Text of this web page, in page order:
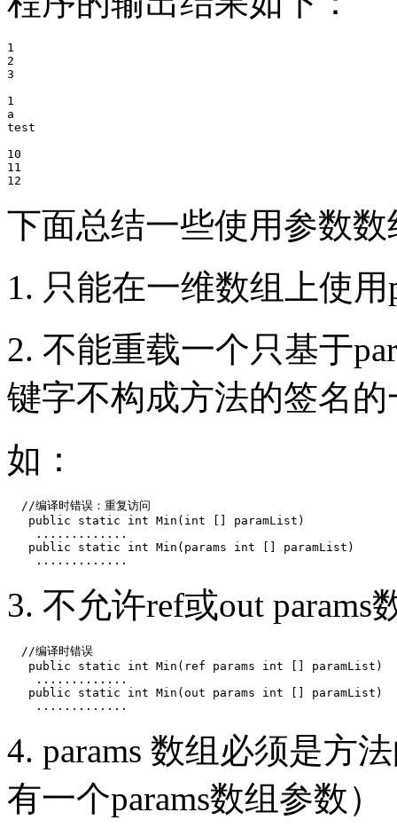
1
2
3
1
a
test
10
11
12
下面总结一些使用参数
1. 只能在一维数组上使用
2. 不能重载一个只基于
键字不构成方法的签名
如：
  //编译时错误：重复访问
   public static int Min(int [] paramList)
    .............
   public static int Min(params int [] paramList)
    .............
3. 不允许ref或out params
  //编译时错误
   public static int Min(ref params int [] paramList)
    .............
   public static int Min(out params int [] paramList)
    .............
4. params 数组必须是方
有一个params数组参数）